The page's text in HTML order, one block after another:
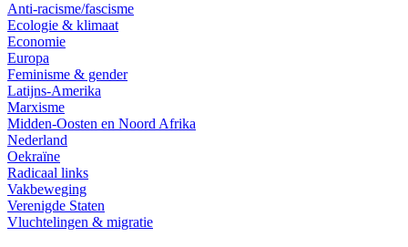
Anti-racisme/fascisme
Ecologie & klimaat
Economie
Europa
Feminisme & gender
Latijns-Amerika
Marxisme
Midden-Oosten en Noord Afrika
Nederland
Oekraïne
Radicaal links
Vakbeweging
Verenigde Staten
Vluchtelingen & migratie